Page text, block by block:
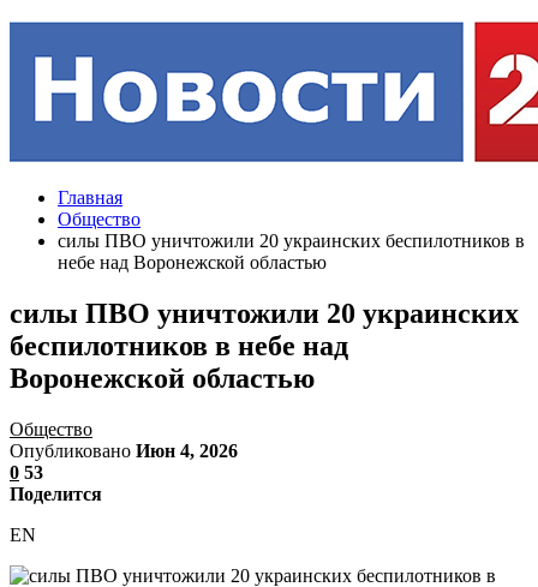
Главная
Общество
силы ПВО уничтожили 20 украинских беспилотников в
небе над Воронежской областью
силы ПВО уничтожили 20 украинских
беспилотников в небе над
Воронежской областью
Общество
Опубликовано Июн 4, 2026
0 53
Поделится
EN